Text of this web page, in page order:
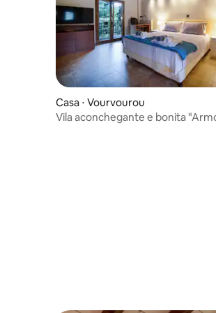
Casa ⋅ Vourvourou
Vila aconchegante e bonita